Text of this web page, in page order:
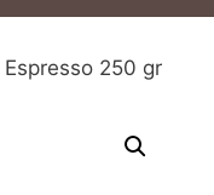
250 gr